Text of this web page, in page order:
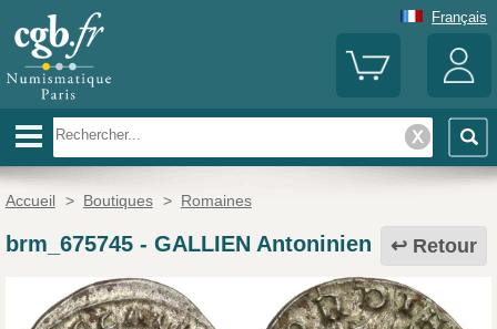
Français
Accueil > Boutiques > Romaines
Retour
brm_675745- GALLIEN Antoninien